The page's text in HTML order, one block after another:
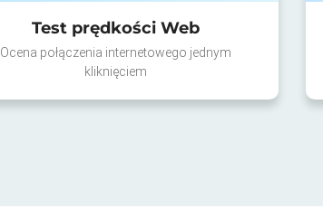
Test prędkości Web
Ocena połączenia internetowego jednym
kliknięciem